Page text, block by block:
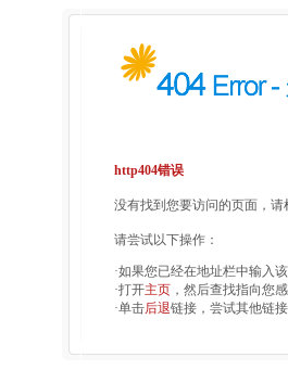
http404错误
没有找到您要访问的页面，
请尝试以下操作：
·如果您已经在地址栏中输入
·打开主页 ，然后查找指向您
·单击后退链接，尝试其他链